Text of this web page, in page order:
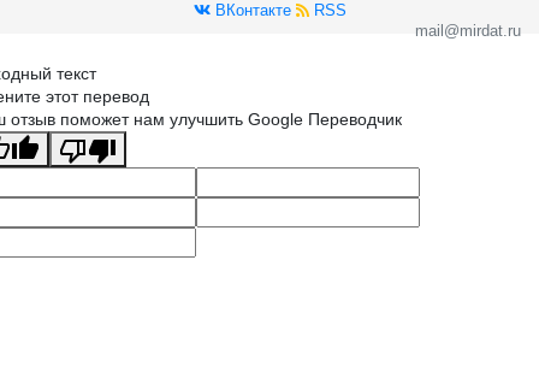
ВКонтакте
RSS
mail@mirdat.ru
текст
этот перевод
отзыв поможет нам улучшить Google Переводчик